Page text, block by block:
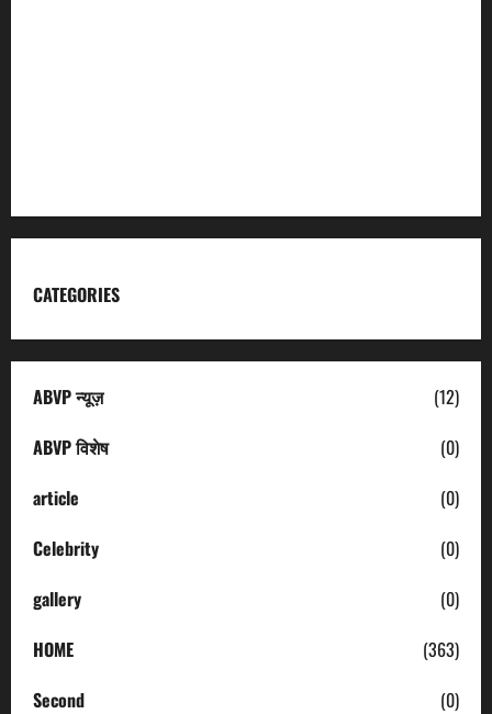
CATEGORIES
ABVP न्यूज़
(12)
ABVP विशेष
(0)
article
(0)
Celebrity
(0)
gallery
(0)
HOME
(363)
Second
(0)